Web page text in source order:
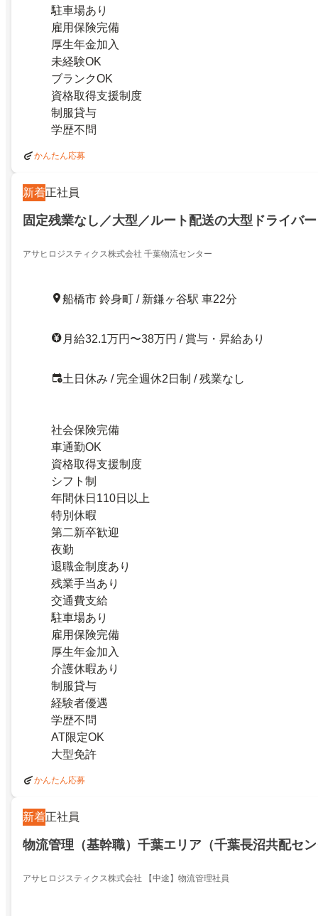
駐車場あり
雇用保険完備
厚生年金加入
未経験OK
ブランクOK
資格取得支援制度
制服貸与
学歴不問
かんたん応募
新着正社員
固定残業なし／大型／ルート配送の大型ドライバ
アサヒロジスティクス株式会社 千葉物流センター
船橋市 鈴身町 / 新鎌ヶ谷駅 車22分
月給32.1万円〜38万円 / 賞与・昇給あり
土日休み / 完全週休2日制 / 残業なし
社会保険完備
車通勤OK
資格取得支援制度
シフト制
年間休日110日以上
特別休暇
第二新卒歓迎
夜勤
退職金制度あり
残業手当あり
交通費支給
駐車場あり
雇用保険完備
厚生年金加入
介護休暇あり
制服貸与
経験者優遇
学歴不問
AT限定OK
大型免許
かんたん応募
新着正社員
物流管理（基幹職）千葉エリア（千葉長沼共配セ
アサヒロジスティクス株式会社 【中途】物流管理社員